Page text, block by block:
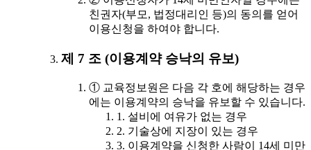
친권자(부모, 법정대리인 등)의 동의를 얻어
이용신청을 하여야 합니다.
제 7 조 (이용계약 승낙의 유보)
① 교육정보원은 다음 각 호에 해당하는 경우
에는 이용계약의 승낙을 유보할 수 있습니다.
1. 설비에 여유가 없는 경우
2. 기술상에 지장이 있는 경우
3. 이용계약을 신청한 사람이 14세 미만